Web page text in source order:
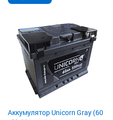
Аккумулятор Unicorn Gray (60